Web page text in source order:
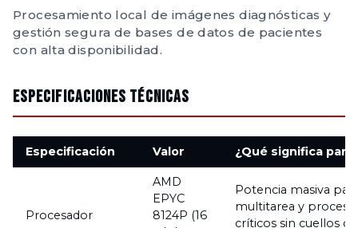
Procesamiento local de imágenes diagnósticas y
gestión segura de bases de datos de pacientes
con alta disponibilidad.
Especificaciones Técnicas
Especificación Valor ¿Qué significa para
Procesador
AMD
EPYC
8124P (16
Potencia masiva para
multitarea y
críticos sin cuellos de